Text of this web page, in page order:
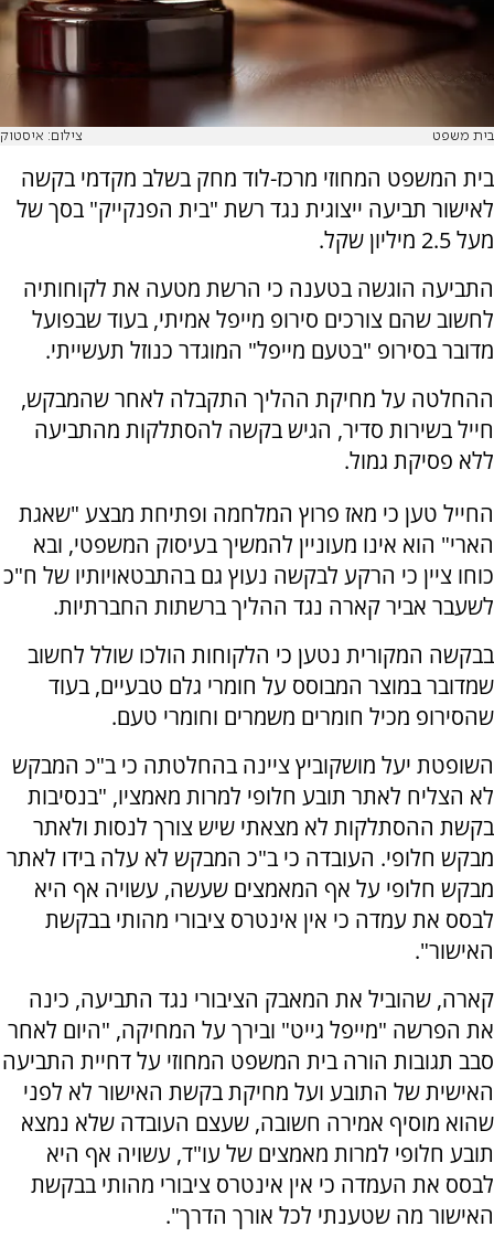
בית משפט צילום: איסטוק
בית המשפט המחוזי מרכז-לוד מחק בשלב מקדמי בקשה
לאישור תביעה ייצוגית נגד רשת "בית הפנקייק" בסך של
מעל 2.5 מיליון שקל.
התביעה הוגשה בטענה כי הרשת מטעה את לקוחותיה
לחשוב שהם צורכים סירופ מייפל אמיתי, בעוד שבפועל
מדובר בסירופ "בטעם מייפל" המוגדר כנוזל תעשייתי.
ההחלטה על מחיקת ההליך התקבלה לאחר שהמבקש,
חייל בשירות סדיר, הגיש בקשה להסתלקות מהתביעה
ללא פסיקת גמול.
החייל טען כי מאז פרוץ המלחמה ופתיחת מבצע "שאגת
הארי" הוא אינו מעוניין להמשיך בעיסוק המשפטי, ובא
כוחו ציין כי הרקע לבקשה נעוץ גם בהתבטאויותיו של ח"כ
לשעבר אביר קארה נגד ההליך ברשתות החברתיות.
בבקשה המקורית נטען כי הלקוחות הולכו שולל לחשוב
שמדובר במוצר המבוסס על חומרי גלם טבעיים, בעוד
שהסירופ מכיל חומרים משמרים וחומרי טעם.
השופטת יעל מושקוביץ ציינה בהחלטתה כי ב"כ המבקש
לא הצליח לאתר תובע חלופי למרות מאמציו, "בנסיבות
בקשת ההסתלקות לא מצאתי שיש צורך לנסות ולאתר
מבקש חלופי. העובדה כי ב"כ המבקש לא עלה בידו לאתר
מבקש חלופי על אף המאמצים שעשה, עשויה אף היא
לבסס את עמדה כי אין אינטרס ציבורי מהותי בבקשת
האישור".
קארה, שהוביל את המאבק הציבורי נגד התביעה, כינה
את הפרשה "מייפל גייט" ובירך על המחיקה, "היום לאחר
סבב תגובות הורה בית המשפט המחוזי על דחיית התביעה
האישית של התובע ועל מחיקת בקשת האישור לא לפני
שהוא מוסיף אמירה חשובה, שעצם העובדה שלא נמצא
תובע חלופי למרות מאמצים של עו"ד, עשויה אף היא
לבסס את העמדה כי אין אינטרס ציבורי מהותי בבקשת
האישור מה שטענתי לכל אורך הדרך".